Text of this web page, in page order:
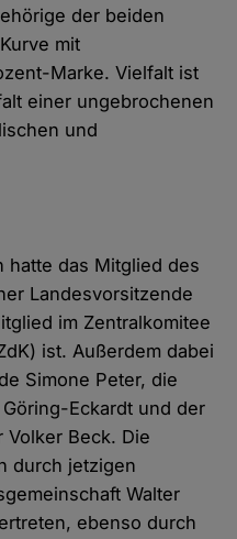
der beiden
mit
Marke. Vielfalt ist
einer ungebrochenen
und
hatte das Mitglied des
Landesvorsitzende
im Zentralkomitee
ist. Außerdem dabei
Simone Peter, die
Eckardt und der
Beck. Die
durch jetzigen
Walter
ebenso durch